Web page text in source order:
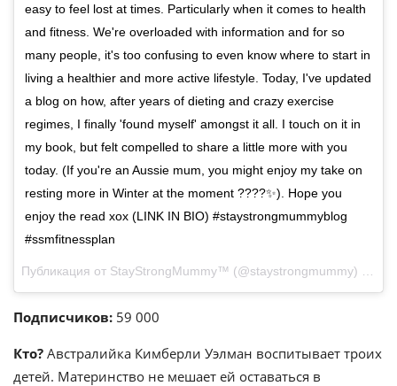
easy to feel lost at times. Particularly when it comes to health
and fitness. We're overloaded with information and for so
many people, it's too confusing to even know where to start in
living a healthier and more active lifestyle. Today, I've updated
a blog on how, after years of dieting and crazy exercise
regimes, I finally 'found myself' amongst it all. I touch on it in
my book, but felt compelled to share a little more with you
today. (If you're an Aussie mum, you might enjoy my take on
resting more in Winter at the moment ????✨). Hope you
enjoy the read xox (LINK IN BIO) #staystrongmummyblog
#ssmfitnessplan
Подписчиков: 59 000
Кто? Австралийка Кимберли Уэлман воспитывает троих
детей. Материнство не мешает ей оставаться в